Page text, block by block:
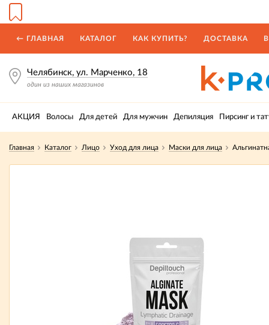
← ГЛАВНАЯ КАТАЛОГ КАК КУПИТЬ? ДОСТАВКА
Челябинск, ул. Марченко, 18
один из наших магазинов
АКЦИЯ Волосы Для детей Для мужчин Депиляция Пирсинг и
Главная Каталог Лицо Уход для лица Маски для лица